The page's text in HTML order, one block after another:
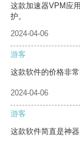
这款加速器VPM应
护。
2024-04-06
游客
这款软件的价格非常
2024-04-06
游客
这款软件简直是神